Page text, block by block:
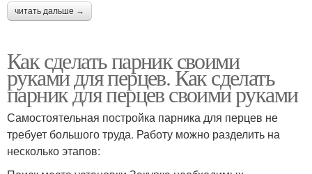
читать дальше →
Как сделать парник своими
руками для перцев. Как сделать
парник для перцев своими руками
Самостоятельная постройка парника для перцев не
требует большого труда. Работу можно разделить на
несколько этапов: